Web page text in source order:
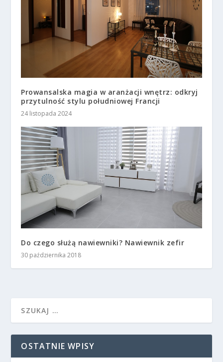
Prowansalska magia w aranżacji wnętrz: odkryj
przytulność stylu południowej Francji
24 listopada 2024
Do czego służą nawiewniki? Nawiewnik zefir
30 października 2018
OSTATNIE WPISY